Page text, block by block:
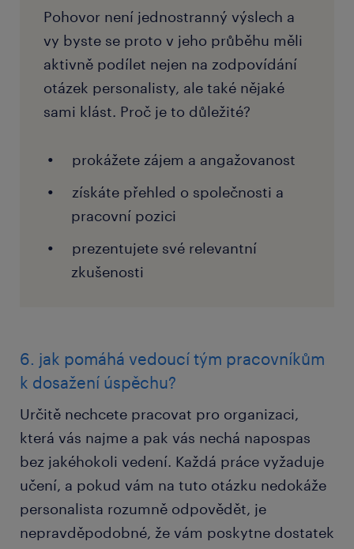
Pohovor není jednostranný výslech a
vy byste se proto v jeho průběhu měli
aktivně podílet nejen na zodpovídání
otázek personalisty, ale také nějaké
sami klást. Proč je to důležité?
prokážete zájem a angažovanost
získáte přehled o společnosti a
pracovní pozici
prezentujete své relevantní
zkušenosti
6. jak pomáhá vedoucí tým pracovníkům
k dosažení úspěchu?
Určitě nechcete pracovat pro organizaci,
která vás najme a pak vás nechá napospas
bez jakéhokoli vedení. Každá práce vyžaduje
učení, a pokud vám na tuto otázku nedokáže
personalista rozumně odpovědět, je
nepravděpodobné, že vám poskytne dostatek